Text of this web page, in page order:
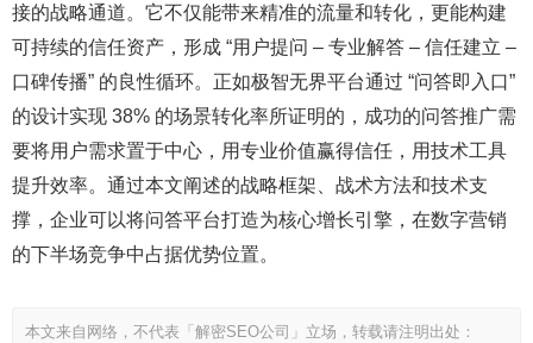
接的战略通道。它不仅能带来精准的流量和转化，更能构建
可持续的信任资产，形成 “用户提问 – 专业解答 – 信任建立 –
口碑传播” 的良性循环。正如极智无界平台通过 “问答即入口”
的设计实现 38% 的场景转化率所证明的，成功的问答推广需
要将用户需求置于中心，用专业价值赢得信任，用技术工具
提升效率。通过本文阐述的战略框架、战术方法和技术支
撑，企业可以将问答平台打造为核心增长引擎，在数字营销
的下半场竞争中占据优势位置。
本文来自网络，不代表「解密SEO公司」立场，转载请注明出处：